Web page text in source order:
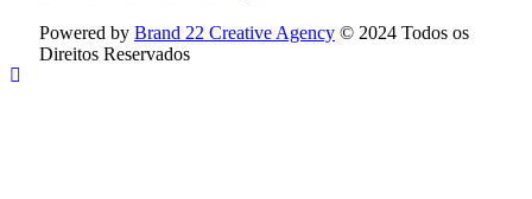
Powered by Brand 22 Creative Agency © 2024 Todos os
Direitos Reservados